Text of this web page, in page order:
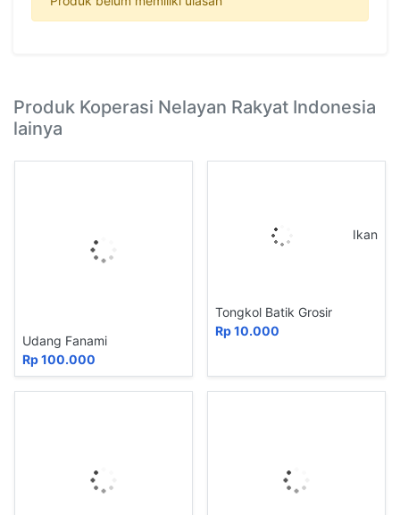
Produk Koperasi Nelayan Rakyat Indonesia
lainya
Udang Fanami
Rp 100.000
Ikan
Tongkol Batik Grosir
Rp 10.000